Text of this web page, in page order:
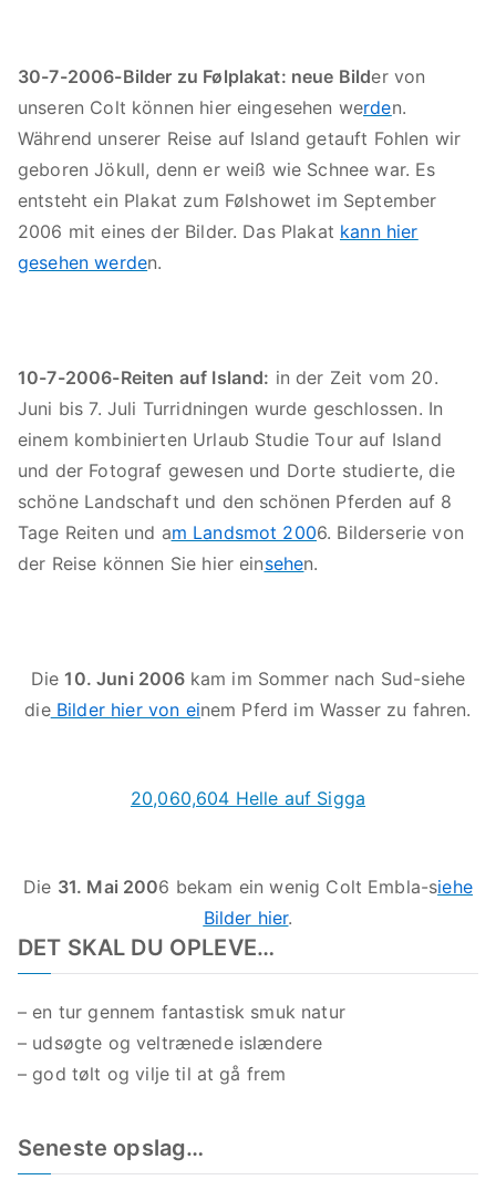
30-7-2006-Bilder zu Følplakat: neue Bilder von
unseren Colt können hier eingesehen werden.
Während unserer Reise auf Island getauft Fohlen wir
geboren Jökull, denn er weiß wie Schnee war. Es
entsteht ein Plakat zum Følshowet im September
2006 mit eines der Bilder. Das Plakat kann hier
gesehen werden.
10-7-2006-Reiten auf Island: in der Zeit vom 20.
Juni bis 7. Juli Turridningen wurde geschlossen. In
einem kombinierten Urlaub Studie Tour auf Island
und der Fotograf gewesen und Dorte studierte, die
schöne Landschaft und den schönen Pferden auf 8
Tage Reiten und am Landsmot 2006. Bilderserie von
der Reise können Sie hier einsehen.
Die 10. Juni 2006 kam im Sommer nach Sud-siehe
dieBilder hier von einem Pferd im Wasser zu fahren.
20,060,604 Helle auf Sigga
Die 31. Mai 2006 bekam ein wenig Colt Embla-siehe
Bilder hier.
DET SKAL DU OPLEVE…
– en tur gennem fantastisk smuk natur
– udsøgte og veltrænede islændere
– god tølt og vilje til at gå frem
Seneste opslag…